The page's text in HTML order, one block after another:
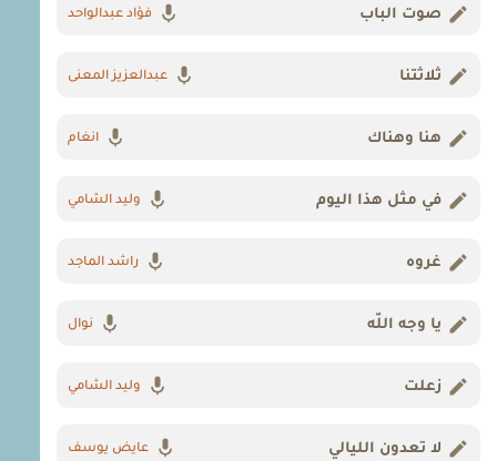
صوت الباب فؤاد عبدالواحد
ثلاثتنا عبدالعزيز المعنى
هنا وهناك انغام
في مثل هذا اليوم وليد الشامي
غروه راشد الماجد
يا وجه اللّه نوال
زعلت وليد الشامي
لا تعدون الليالي عايض يوسف